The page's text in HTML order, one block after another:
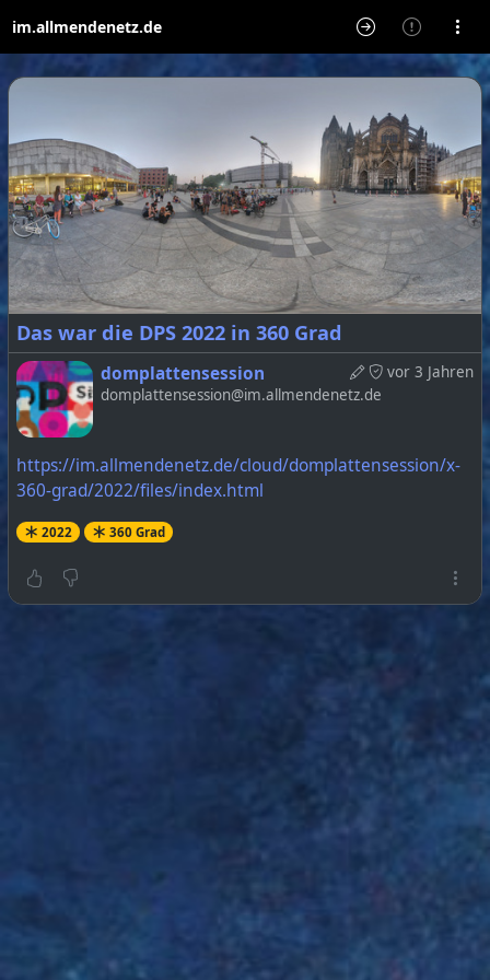
im.allmendenetz.de
Das war die DPS 2022 in 360 Grad
vor 3 Jahren
domplattensession
domplattensession@im.allmendenetz.de
https://im.allmendenetz.de/cloud/domplattensession/x-
360-grad/2022/files/index.html
2022 360 Grad